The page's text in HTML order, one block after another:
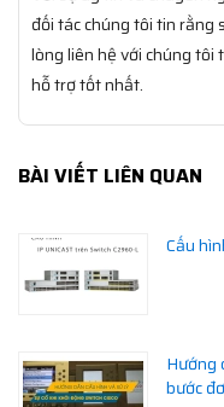
đối tác chúng tôi tin rằng
lòng liên hệ với chúng tôi
hỗ trợ tốt nhất.
BÀI VIẾT LIÊN QUAN
Cấu
Hướng
bước